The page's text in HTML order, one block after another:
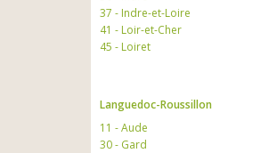
37 - Indre-et-Loire
41 - Loir-et-Cher
45 - Loiret
Languedoc-Roussillon
11 - Aude
30 - Gard